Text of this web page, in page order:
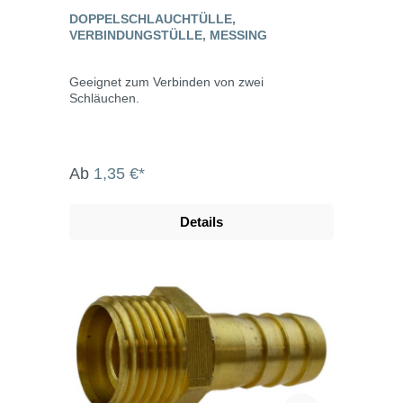
DOPPELSCHLAUCHTÜLLE,
VERBINDUNGSTÜLLE, MESSING
Geeignet zum Verbinden von zwei
Schläuchen.
Ab 1,35 €*
Details